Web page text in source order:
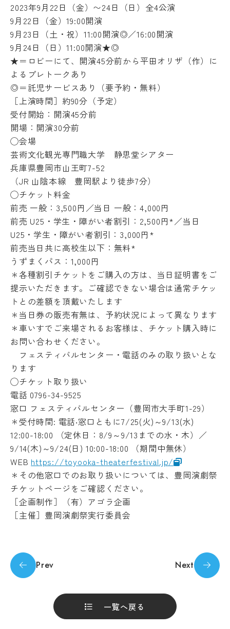
2023年9月22日（金）〜24日（日）全4公演
9月22日（金）19:00開演
9月23日（土・祝）11:00開演◎／16:00開演
9月24日（日）11:00開演★◎
★＝ロビーにて、開演45分前から平田オリザ（作）
に
よるプレトークあり
◎＝託児サービスあり（要予約・無料）
［上演時間］約90分（予定）
受付開始：開演45分前
開場：開演30分前
◯会場
芸術文化観光専門職大学 静思堂シアター
兵庫県豊岡市山王町7-52
（JR 山陰本線 豊岡駅より徒歩7分）
◯チケット料金
前売 一般：3,500円／当日 一般：4,000円
前売 U25・学生・障がい者割引：2,500円*／当日
U25・学生・障がい者割引：3,000円*
前売当日共に高校生以下：無料*
うずまくパス：1,000円
＊各種割引チケットをご購入の方は、 当日証明書をご
提示いただきます。 ご確認できない場合は通常チケッ
トとの差額を頂戴いたします
＊当日券の販売有無は、予約状況によって異なります
＊車いすでご来場されるお客様は、 チケット購入時に
お問い合わせください。
フェスティバルセンター・電話のみの取り扱いとな
ります
◯チケット取り扱い
電話 0796-34-9525
窓口 フェスティバルセンター（豊岡市大手町1-29）
＊受付時間: 電話‧窓口ともに7/25(火)～9/13(水)
12:00-18:00 （定休日：8/9～9/13までの水・木）／
9/14(木)～9/24(日) 10:00-18:00 （期間中無休）
WEB https://toyooka-theaterfestival.jp/
＊その他窓口でのお取り扱いについては、 豊岡演劇祭
チケットページをご確認ください。
［企画制作］（有）アゴラ企画
［主催］豊岡演劇祭実行委員会
Prev
一覧へ戻る
Next